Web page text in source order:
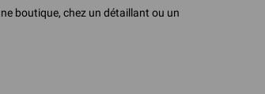
boutique, chez un détaillant ou un